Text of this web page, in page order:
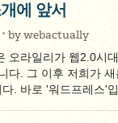
에 앞서
bywebactually
오라일리가 웹2.0시
다. 그 이후 저희가
다. 바로 '워드프레스'